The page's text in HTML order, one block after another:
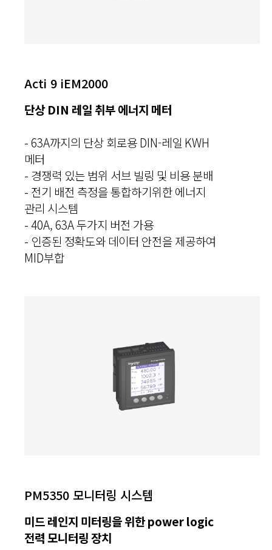
Acti 9 iEM2000
단상 DIN 레일 취부 에너지 메터
- 63A까지의 단상 회로용 DIN-레일 KWH
메터
- 경쟁력 있는 범위 서브 빌링 및 비용 분배
- 전기 배전 측정을 통합하기위한 에너지
관리 시스템
- 40A, 63A 두가지 버전 가용
- 인증된 정확도와 데이터 안전을 제공하여
MID부합
PM5350 모니터링 시스템
미드 레인지 미터링을 위한 power logic
전력 모니터링 장치